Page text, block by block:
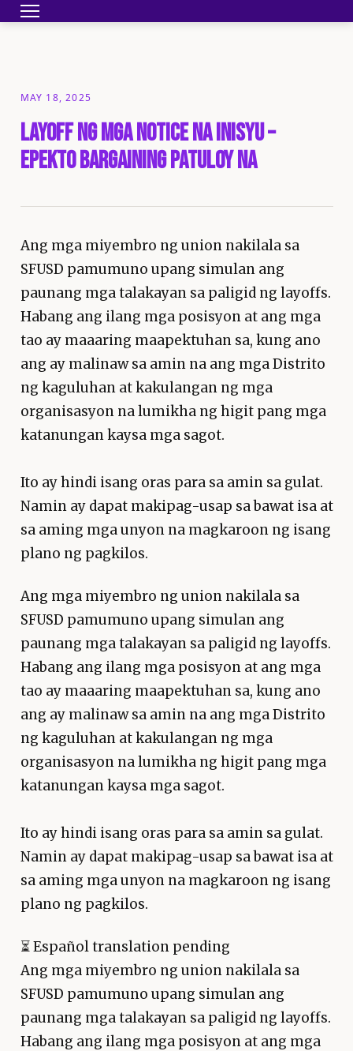
Toggle navigation
MAY 18, 2025
Layoff Ng Mga Notice Na Inisyu –
Epekto Bargaining Patuloy Na
Ang mga miyembro ng union nakilala sa
SFUSD pamumuno upang simulan ang
paunang mga talakayan sa paligid ng layoffs.
Habang ang ilang mga posisyon at ang mga
tao ay maaaring maapektuhan sa, kung ano
ang ay malinaw sa amin na ang mga Distrito
ng kaguluhan at kakulangan ng mga
organisasyon na lumikha ng higit pang mga
katanungan kaysa mga sagot.
Ito ay hindi isang oras para sa amin sa gulat.
Namin ay dapat makipag-usap sa bawat isa at
sa aming mga unyon na magkaroon ng isang
plano ng pagkilos.
Ang mga miyembro ng union nakilala sa
SFUSD pamumuno upang simulan ang
paunang mga talakayan sa paligid ng layoffs.
Habang ang ilang mga posisyon at ang mga
tao ay maaaring maapektuhan sa, kung ano
ang ay malinaw sa amin na ang mga Distrito
ng kaguluhan at kakulangan ng mga
organisasyon na lumikha ng higit pang mga
katanungan kaysa mga sagot.
Ito ay hindi isang oras para sa amin sa gulat.
Namin ay dapat makipag-usap sa bawat isa at
sa aming mga unyon na magkaroon ng isang
plano ng pagkilos.
⏳Español translation pending
Ang mga miyembro ng union nakilala sa
SFUSD pamumuno upang simulan ang
paunang mga talakayan sa paligid ng layoffs.
Habang ang ilang mga posisyon at ang mga